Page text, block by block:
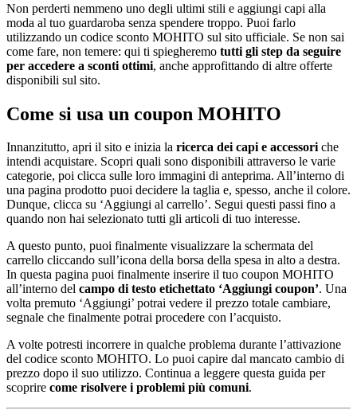
Non perderti nemmeno uno degli ultimi stili e aggiungi capi alla
moda al tuo guardaroba senza spendere troppo. Puoi farlo
utilizzando un codice sconto MOHITO sul sito ufficiale. Se non sai
come fare, non temere: qui ti spiegheremo tutti gli step da seguire
per accedere a sconti ottimi, anche approfittando di altre offerte
disponibili sul sito.
Come si usa un coupon MOHITO
Innanzitutto, apri il sito e inizia la ricerca dei capi e accessoriche
intendi acquistare. Scopri quali sono disponibili attraverso le varie
categorie, poi clicca sulle loro immagini di anteprima. All’interno di
una pagina prodotto puoi decidere la taglia e, spesso, anche il colore.
Dunque, clicca su ‘Aggiungi al carrello’. Segui questi passi fino a
quando non hai selezionato tutti gli articoli di tuo interesse.
A questo punto, puoi finalmente visualizzare la schermata del
carrello cliccando sull’icona della borsa della spesa in alto a destra.
In questa pagina puoi finalmente inserire il tuo coupon MOHITO
all’interno del campo di testo etichettato ‘Aggiungi coupon’. Una
volta premuto ‘Aggiungi’ potrai vedere il prezzo totale cambiare,
segnale che finalmente potrai procedere con l’acquisto.
A volte potresti incorrere in qualche problema durante l’attivazione
del codice sconto MOHITO. Lo puoi capire dal mancato cambio di
prezzo dopo il suo utilizzo. Continua a leggere questa guida per
scoprire come risolvere i problemi più comuni.